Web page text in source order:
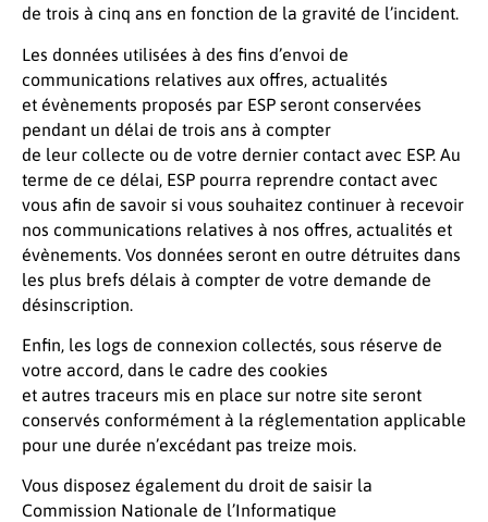
de trois à cinq ans en fonction de la gravité de l’incident.
Les données utilisées à des fins d’envoi de
communications relatives aux offres, actualités
et évènements proposés par ESP seront conservées
pendant un délai de trois ans à compter
de leur collecte ou de votre dernier contact avec ESP. Au
terme de ce délai, ESP pourra reprendre contact avec
vous afin de savoir si vous souhaitez continuer à recevoir
nos communications relatives à nos offres, actualités et
évènements. Vos données seront en outre détruites dans
les plus brefs délais à compter de votre demande de
désinscription.
Enfin, les logs de connexion collectés, sous réserve de
votre accord, dans le cadre des cookies
et autres traceurs mis en place sur notre site seront
conservés conformément à la réglementation applicable
pour une durée n’excédant pas treize mois.
Vous disposez également du droit de saisir la
Commission Nationale de l’Informatique